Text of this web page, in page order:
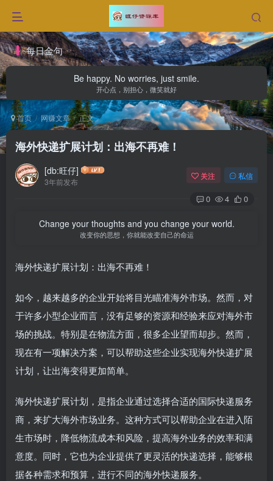
每日金句
Be happy. No worries, just smile.
开心点，别担心，微笑就好
首页 网赚文章 正文
海外快递扩展计划：出海不再难！
[db:旺仔]
3年前发布
关注 私信
0 4 0
Change your thoughts and you change your world.
改变你的思想，你就能改变自己的命运
海外快递扩展计划：出海不再难！
如今，越来越多的企业开始将目光瞄准海外市场。然而，对
于许多小型企业而言，没有足够的资源和经验来应对海外市
场的挑战。特别是在物流方面，很多企业望而却步。然而，
现在有一项解决方案，可以帮助这些企业实现海外快递扩展
计划，让出海变得更加简单。
海外快递扩展计划，是指企业通过选择合适的国际快递服务
商，来扩大海外市场业务。这种方式可以帮助企业在进入陌
生市场时，降低物流成本和风险，提高海外业务的效率和满
意度。同时，它也为企业提供了更灵活的快递选择，能够根
据各种需求和预算，进行不同的海外快递服务。